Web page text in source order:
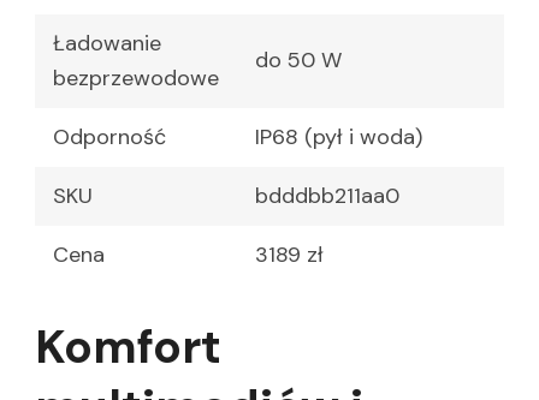
Ładowanie
bezprzewodowe
do 50 W
Odporność IP68 (pył i woda)
SKU bdddbb211aa0
Cena 3189 zł
Komfort